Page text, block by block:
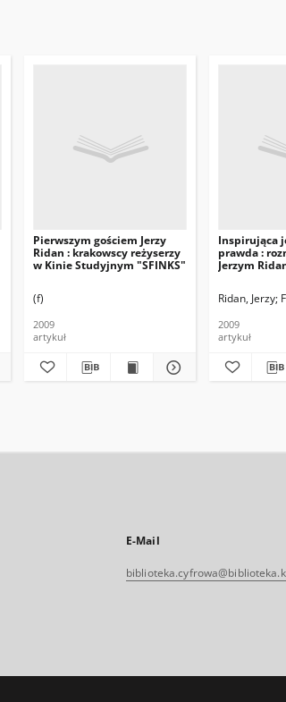
Pierwszym gościem Jerzy
Ridan : krakowscy reżyserzy
w Kinie Studyjnym "SFINKS"
(f)
2009
artykuł
Inspirująca
prawda :
Jerzym
Ridan, Jerzy
2009
artykuł
E-Mail